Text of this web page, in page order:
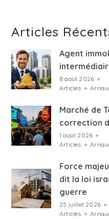
Articles
Agent
8 août 2026 ●
Articles ●
Marché de
correction
1 août 2026 ●
Articles ●
Force
dit la loi
guerre
25 juillet 2026 ●
Articles ●